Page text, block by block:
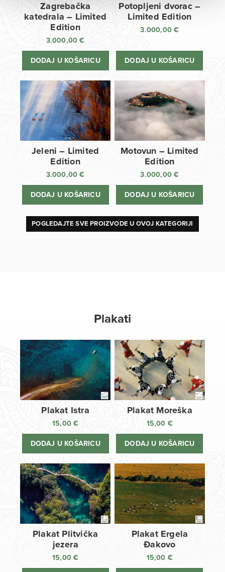
Zagrebačka
katedrala – Limited
Edition
3.000,00€
DODAJ U KOŠARICU
Potopljeni dvorac –
Limited Edition
3.000,00€
DODAJ U KOŠARICU
Jeleni – Limited
Edition
3.000,00€
DODAJ U KOŠARICU
Motovun – Limited
Edition
3.000,00€
DODAJ U KOŠARICU
POGLEDAJTE SVE PROIZVODE U OVOJ KATEGORIJI
Plakati
Plakat Istra
15,00€
DODAJ U KOŠARICU
Plakat Moreška
15,00 €
DODAJ U KOŠARICU
Plakat Plitvička
jezera
15,00€
Plakat Ergela
Đakovo
15,00 €